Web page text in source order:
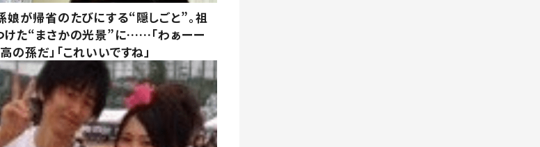
娘が帰省のたびにする“隠しごと”。祖
けた“まさかの光景”に……「わぁーー
高の孫だ」「これいいですね」